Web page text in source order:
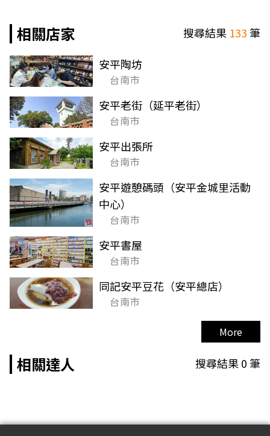
相關店家 搜尋結果 133筆
安平陶坊
台南市
安平老街（延平老街）
台南市
安平出張所
台南市
安平遊憩碼頭（安平金城里活動
中心）
台南市
安平書屋
台南市
同記安平豆花（安平總店）
台南市
More
相關達人 搜尋結果0筆